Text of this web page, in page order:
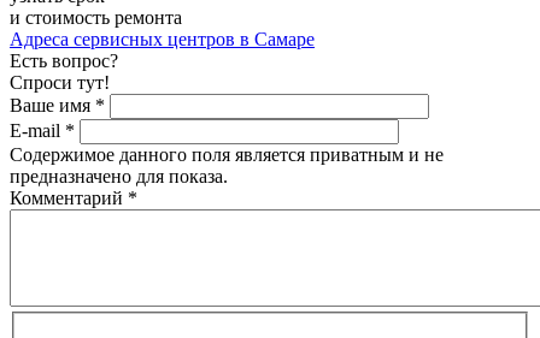
и стоимость ремонта
Адреса сервисных центров в Самаре
Есть вопрос?
Спроси тут!
Ваше имя *
E-mail *
Содержимое данного поля является приватным и не
предназначено для показа.
Комментарий *